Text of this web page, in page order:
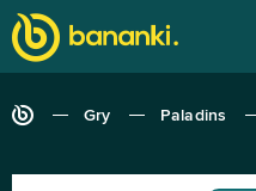
Gry Paladins